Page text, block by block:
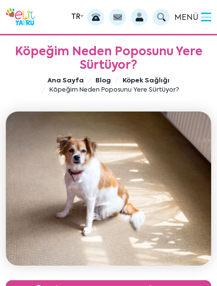
TR MENÜ
Köpeğim Neden Poposunu Yere
Sürtüyor?
Ana Sayfa Blog
Köpek Sağlığı
Köpeğim Neden Poposunu Yere Sürtüyor?